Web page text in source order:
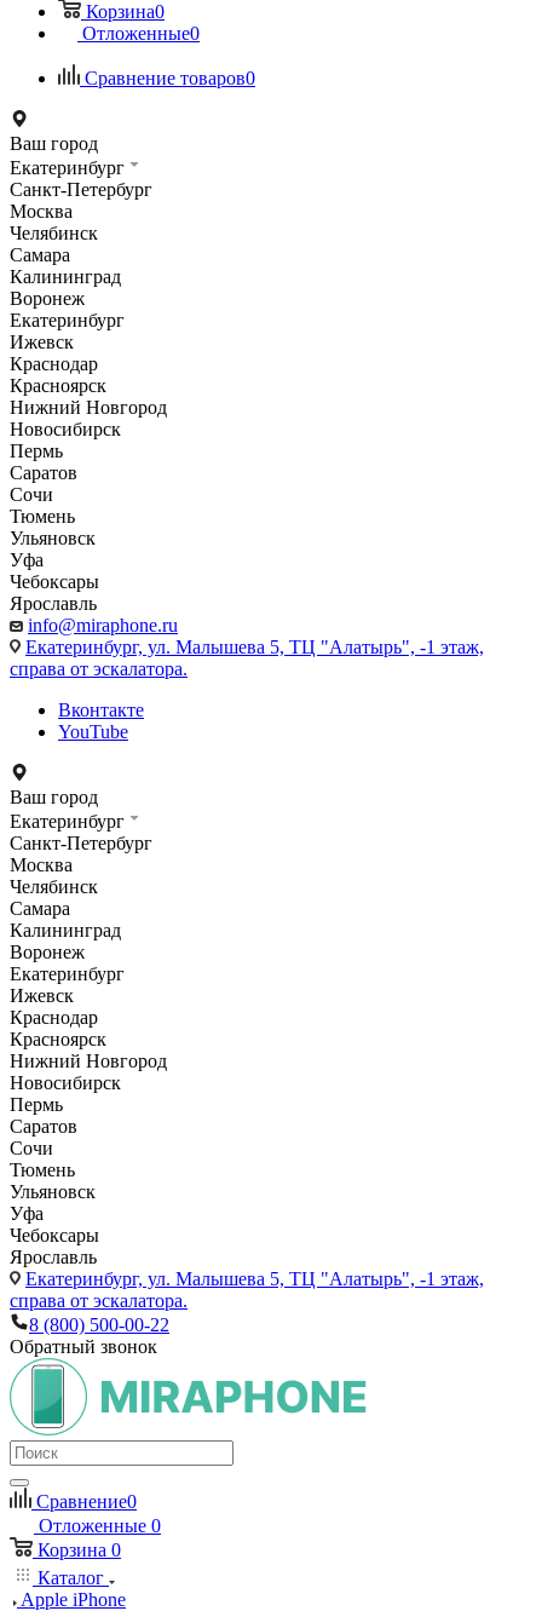
Корзина0
Отложенные0
Сравнение товаров0
Ваш город
Екатеринбург
Санкт-Петербург
Москва
Челябинск
Самара
Калининград
Воронеж
Екатеринбург
Ижевск
Краснодар
Красноярск
Нижний Новгород
Новосибирск
Пермь
Саратов
Сочи
Тюмень
Ульяновск
Уфа
Чебоксары
Ярославль
info@miraphone.ru
Екатеринбург, ул. Малышева 5, ТЦ "Алатырь", -1 этаж,
справа от эскалатора.
Вконтакте
YouTube
Ваш город
Екатеринбург
Санкт-Петербург
Москва
Челябинск
Самара
Калининград
Воронеж
Екатеринбург
Ижевск
Краснодар
Красноярск
Нижний Новгород
Новосибирск
Пермь
Саратов
Сочи
Тюмень
Ульяновск
Уфа
Чебоксары
Ярославль
Екатеринбург, ул. Малышева 5, ТЦ "Алатырь", -1 этаж,
справа от эскалатора.
8 (800) 500-00-22
Обратный звонок
Сравнение0
Отложенные 0
Корзина 0
Каталог
Apple iPhone